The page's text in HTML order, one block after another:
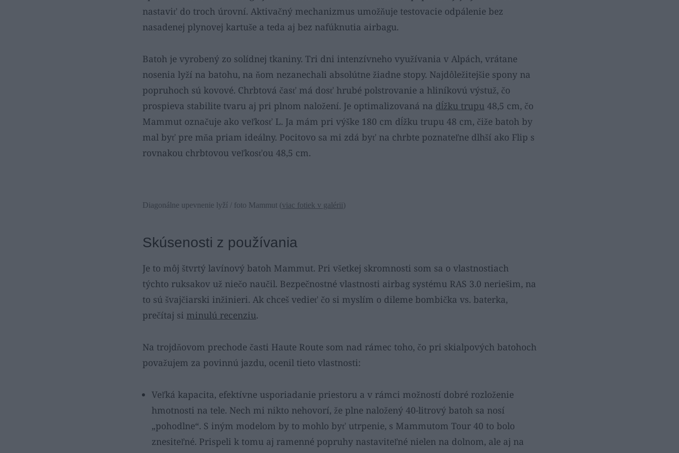
nastaviť do troch úrovní. Aktivačný mechanizmus umožňuje testovacie odpálenie bez
nasadenej plynovej kartuše a teda aj bez nafúknutia airbagu.
Batoh je vyrobený zo solídnej tkaniny. Tri dni intenzívneho využívania v Alpách, vrátane
nosenia lyží na batohu, na ňom nezanechali absolútne žiadne stopy. Najdôležitejšie spony na
popruhoch sú kovové. Chrbtová časť má dosť hrubé polstrovanie a hliníkovú výstuž, čo
prospieva stabilite tvaru aj pri plnom naložení. Je optimalizovaná na dĺžku trupu 48,5 cm, čo
Mammut označuje ako veľkosť L. Ja mám pri výške 180 cm dĺžku trupu 48 cm, čiže batoh by
mal byť pre mňa priam ideálny. Pocitovo sa mi zdá byť na chrbte poznateľne dlhší ako Flip s
rovnakou chrbtovou veľkosťou 48,5 cm.
Diagonálne upevnenie lyží / foto Mammut (viac fotiek v galérii)
Skúsenosti z používania
Je to môj štvrtý lavínový batoh Mammut. Pri všetkej skromnosti som sa o vlastnostiach
týchto ruksakov už niečo naučil. Bezpečnostné vlastnosti airbag systému RAS 3.0 neriešim, na
to sú švajčiarski inžinieri. Ak chceš vedieť čo si myslím o dileme bombička vs. baterka,
prečítaj si minulú recenziu.
Na trojdňovom prechode časti Haute Route som nad rámec toho, čo pri skialpových batohoch
považujem za povinnú jazdu, ocenil tieto vlastnosti:
Veľká kapacita, efektívne usporiadanie priestoru a v rámci možností dobré rozloženie
hmotnosti na tele. Nech mi nikto nehovorí, že plne naložený 40-litrový batoh sa nosí
„pohodlne“. S iným modelom by to mohlo byť utrpenie, s Mammutom Tour 40 to bolo
znesiteľné. Prispeli k tomu aj ramenné popruhy nastaviteľné nielen na dolnom, ale aj na